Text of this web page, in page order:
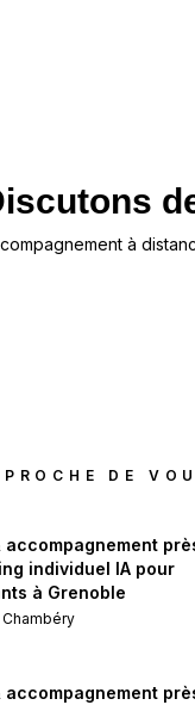
à
DE
accompagnement
individuel IA pour
à Grenoble
Chambéry
accompagnement